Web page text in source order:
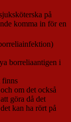
på
komma in för en
borreliaantigen i
finns
om det också
göra då det
kan ha rört på